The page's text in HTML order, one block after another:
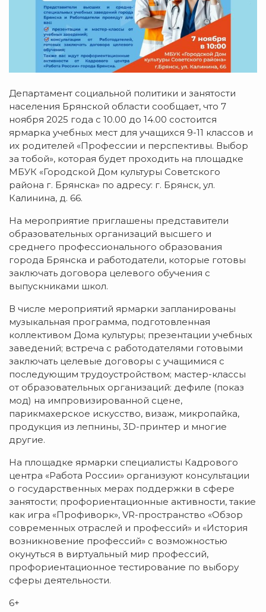
Департамент социальной политики и занятости
населения Брянской области сообщает, что 7
ноября 2025 года с 10.00 до 14.00 состоится
ярмарка учебных мест для учащихся 9-11 классов и
их родителей «Профессии и перспективы. Выбор
за тобой», которая будет проходить на площадке
МБУК «Городской Дом культуры Советского
района г. Брянска» по адресу: г. Брянск, ул.
Калинина, д. 66.
На мероприятие приглашены представители
образовательных организаций высшего и
среднего профессионального образования
города Брянска и работодатели, которые готовы
заключать договора целевого обучения с
выпускниками школ.
В числе мероприятий ярмарки запланированы
музыкальная программа, подготовленная
коллективом Дома культуры; презентации учебных
заведений; встреча с работодателями готовыми
заключать целевые договоры с учащимися с
последующим трудоустройством; мастер-классы
от образовательных организаций: дефиле (показ
мод) на импровизированной сцене,
парикмахерское искусство, визаж, микропайка,
продукция из лепнины, 3D-принтер и многие
другие.
На площадке ярмарки специалисты Кадрового
центра «Работа России» организуют консультации
о государственных мерах поддержки в сфере
занятости; профориентационные активности, такие
как игра «Профиворк», VR-пространство «Обзор
современных отраслей и профессий» и «История
возникновение профессий» с возможностью
окунуться в виртуальный мир профессий,
профориентационное тестирование по выбору
сферы деятельности.
6+